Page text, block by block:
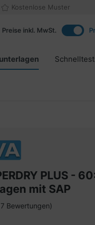
Kostenlose Muster
Preise inkl. MwSt.
PLUS -
mit SAP
Bewertungen)